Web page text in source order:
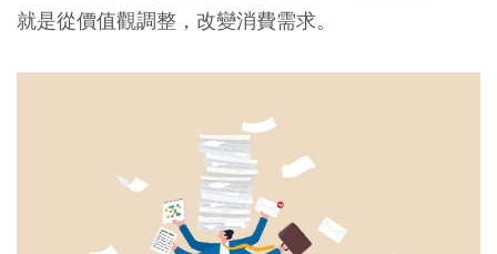
就是從價值觀調整，改變消費需求。